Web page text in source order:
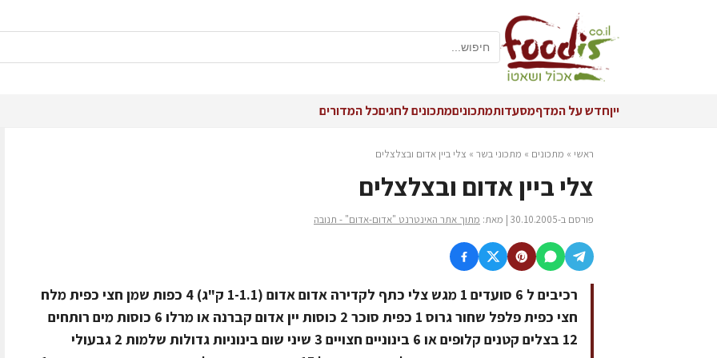
ייןחדש על המדףמסעדותמתכוניםמתכונים לחגיםכל המדורים
ראשי » מתכונים » מתכוני בשר » צלי ביין אדום ובצלצלים
צלי ביין אדום ובצלצלים
פורסם ב-30.10.2005 | מאת: מתוך אתר האינטרנט "אדום-אדום" - תנובה
רכיבים ל 6 סועדים 1 מגש צלי כתף לקדירה אדום אדום (1-1.1 ק"ג) 4 כפות שמן חצי כפית מלח
חצי כפית פלפל שחור גרוס 1 כפית סוכר 2 כוסות יין אדום קברנה או מרלו 6 כוסות מים רותחים
12 בצלים קטנים קלופים או 6 בינוניים חצויים 3 שיני שום בינוניות גדולות שלמות 2 גבעולי